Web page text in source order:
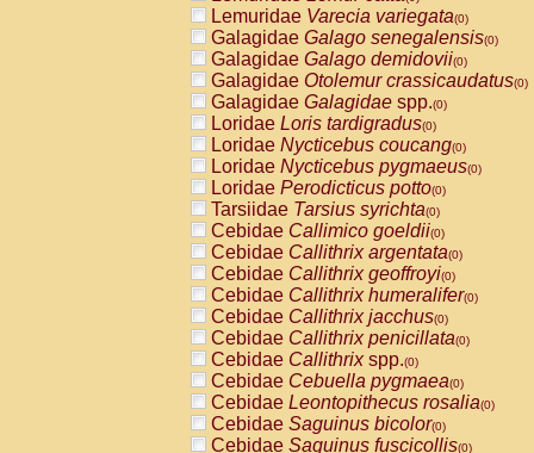
Lemuridae Varecia variegata(0)
Galagidae Galago senegalensis(0)
Galagidae Galago demidovii(0)
Galagidae Otolemur crassicaudatus(0)
Galagidae Galagidae spp.(0)
Loridae Loris tardigradus(0)
Loridae Nycticebus coucang(0)
Loridae Nycticebus pygmaeus(0)
Loridae Perodicticus potto(0)
Tarsiidae Tarsius syrichta(0)
Cebidae Callimico goeldii(0)
Cebidae Callithrix argentata(0)
Cebidae Callithrix geoffroyi(0)
Cebidae Callithrix humeralifer(0)
Cebidae Callithrix jacchus(0)
Cebidae Callithrix penicillata(0)
Cebidae Callithrixspp.(0)
Cebidae Cebuella pygmaea(0)
Cebidae Leontopithecus rosalia(0)
Cebidae Saguinus bicolor(0)
Cebidae Saguinus fuscicollis(0)